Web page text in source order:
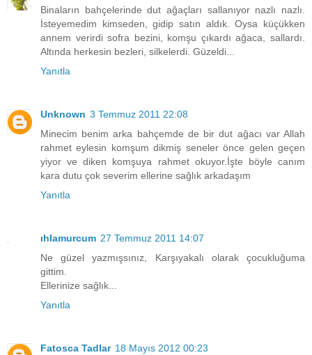
Binaların bahçelerinde dut ağaçları sallanıyor nazlı nazlı.
İsteyemedim kimseden, gidip satın aldık. Oysa küçükken
annem verirdi sofra bezini, komşu çıkardı ağaca, sallardı.
Altında herkesin bezleri, silkelerdi. Güzeldi...
Yanıtla
Unknown 3 Temmuz 2011 22:08
Minecim benim arka bahçemde de bir dut ağacı var Allah
rahmet eylesin komşum dikmiş seneler önce gelen geçen
yiyor ve diken komşuya rahmet okuyor.İşte böyle canım
kara dutu çok severim ellerine sağlık arkadaşım
Yanıtla
ıhlamurcum 27 Temmuz 2011 14:07
Ne güzel yazmışsınız, Karşıyakalı olarak çocukluğuma
gittim.
Ellerinize sağlık...
Yanıtla
Fatosca Tadlar 18 Mayıs 2012 00:23